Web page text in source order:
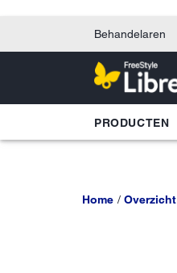
Behandelaren
PRODUCTEN
Home Overzicht